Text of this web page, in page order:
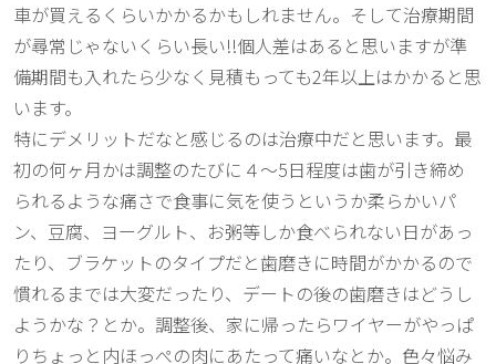
車が買えるくらいかかるかもしれません。そして治療期間
が尋常じゃないくらい長い!!個人差はあると思いますが準
備期間も入れたら少なく見積もっても2年以上はかかると思
います。
特にデメリットだなと感じるのは治療中だと思います。最
初の何ヶ月かは調整のたびに４〜5日程度は歯が引き締め
られるような痛さで食事に気を使うというか柔らかいパ
ン、豆腐、ヨーグルト、お粥等しか食べられない日があっ
たり、ブラケットのタイプだと歯磨きに時間がかかるので
慣れるまでは大変だったり、デートの後の歯磨きはどうし
ようかな？とか。調整後、家に帰ったらワイヤーがやっぱ
りちょっと内ほっぺの肉にあたって痛いなとか。色々悩み